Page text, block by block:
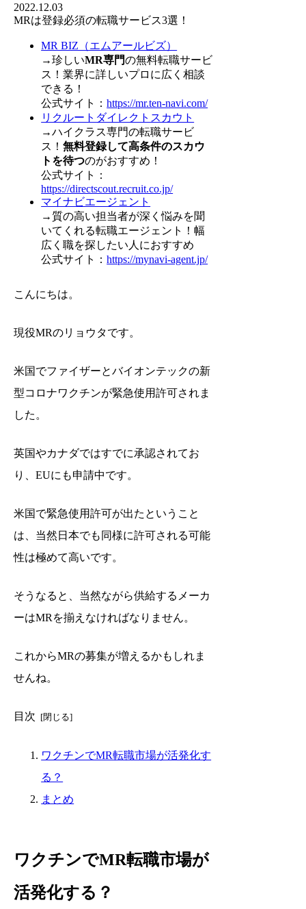
2022.12.03
MRは登録必須の転職サービス3選！
MR BIZ（エムアールビズ）
→珍しいMR専門の無料転職サービ
ス！業界に詳しいプロに広く相談
できる！
公式サイト：https://mr.ten-navi.com/
リクルートダイレクトスカウト
→ハイクラス専門の転職サービ
ス！無料登録して高条件のスカウ
トを待つのがおすすめ！
公式サイト：
https://directscout.recruit.co.jp/
マイナビエージェント
→質の高い担当者が深く悩みを聞
いてくれる転職エージェント！幅
広く職を探したい人におすすめ
公式サイト：https://mynavi-agent.jp/
こんにちは。
現役MRのリョウタです。
米国でファイザーとバイオンテックの新
型コロナワクチンが緊急使用許可されま
した。
英国やカナダではすでに承認されてお
り、EUにも申請中です。
米国で緊急使用許可が出たということ
は、当然日本でも同様に許可される可能
性は極めて高いです。
そうなると、当然ながら供給するメーカ
ーはMRを揃えなければなりません。
これからMRの募集が増えるかもしれま
せんね。
目次
ワクチンでMR転職市場が活発化す
る？
まとめ
ワクチンでMR転職市場が
活発化する？